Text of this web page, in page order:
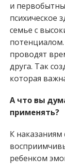
и
психическое
семье с
проводят
друга. Так
которая
А что вы
применять?
К
ребенком